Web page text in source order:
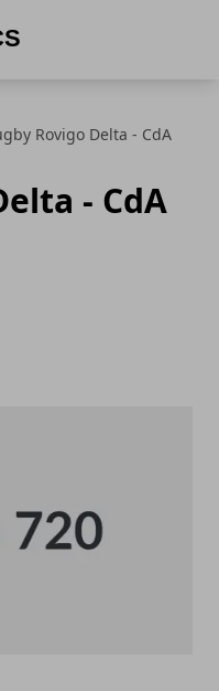
Rovigo Delta - CdA
- CdA